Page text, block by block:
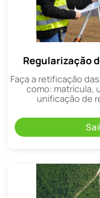
Regularização
Faça a retificação
como: matrícula,
unificação de